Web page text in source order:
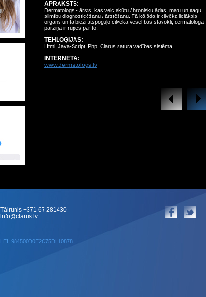
APRAKSTS:
Dermatologs - ārsts, kas veic akūtu / hronisku ādas, matu un nagu
slimību diagnosticēšanu / ārstēšanu. Tā kā āda ir cilvēka lielākais
orgāns un tā bieži atspoguļo cilvēka veselības stāvokli, dermatologa
pārziņā ir rūpes par to.
TEHLOĢIJAS:
Html, Java-Script, Php. Clarus satura vadības sistēma.
INTERNETĀ:
www.dermatologs.lv
LEI: 984500D0E2C75DL10878
Tālrunis +371 67 281430
info@clarus.lv